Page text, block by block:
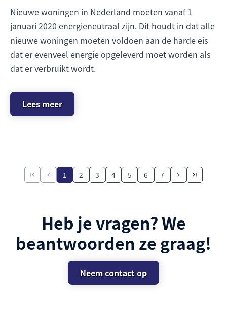
Nieuwe woningen in Nederland moeten vanaf 1
januari 2020 energieneutraal zijn. Dit houdt in dat alle
nieuwe woningen moeten voldoen aan de harde eis
dat er evenveel energie opgeleverd moet worden als
dat er verbruikt wordt.
Lees meer
1 2 3 4 5 6 7
Heb je vragen? We
beantwoorden ze graag!
Neem contact op